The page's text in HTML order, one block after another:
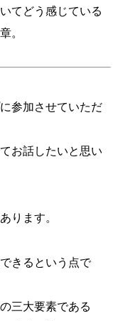
てどう感じている
。
参加させていただ
お話したいと思い
ります。
きるという点で
三大要素である